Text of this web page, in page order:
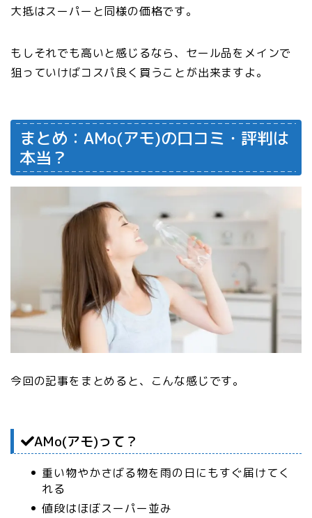
大抵はスーパーと同様の価格です。
もしそれでも高いと感じるなら、 セール品をメインで
狙っていけばコスパ良く買うことが出来ますよ。
まとめ：AMo(アモ)の口コミ・評判は
本当？
今回の記事をまとめると、こんな感じです。
AMo(アモ)って？
重い物やかさばる物を雨の日にもすぐ届けてく
れる
値段はほぼスーパー並み